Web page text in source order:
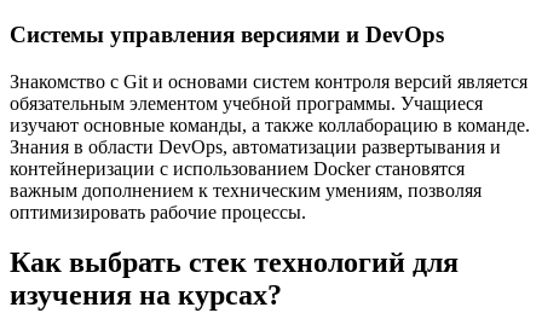
Системы управления версиями и DevOps
Знакомство с Git и основами систем контроля версий является
обязательным элементом учебной программы. Учащиеся
изучают основные команды, а также коллаборацию в команде.
Знания в области DevOps, автоматизации развертывания и
контейнеризации с использованием Docker становятся
важным дополнением к техническим умениям, позволяя
оптимизировать рабочие процессы.
Как выбрать стек технологий для
изучения на курсах?